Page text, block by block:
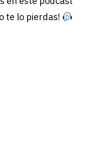
te lo pierdas!